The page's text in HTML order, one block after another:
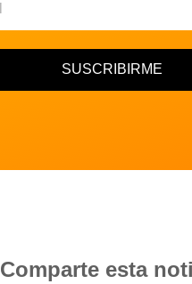
SUSCRIBIRME
Comparte esta